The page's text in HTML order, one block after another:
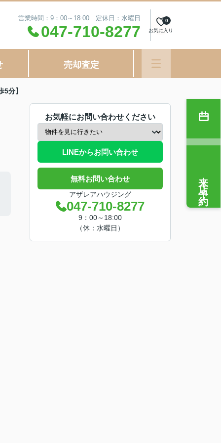
営業時間：9：00～18:00 定休日：水曜日
047-710-8277 お気に入り
0
売却査定
分】
お気軽にお問い合わせください
LINEからお問い合わせ
無料お問い合わせ
アザレアハウジング
047-710-8277
9：00～18:00
（休：水曜日）
来店予約